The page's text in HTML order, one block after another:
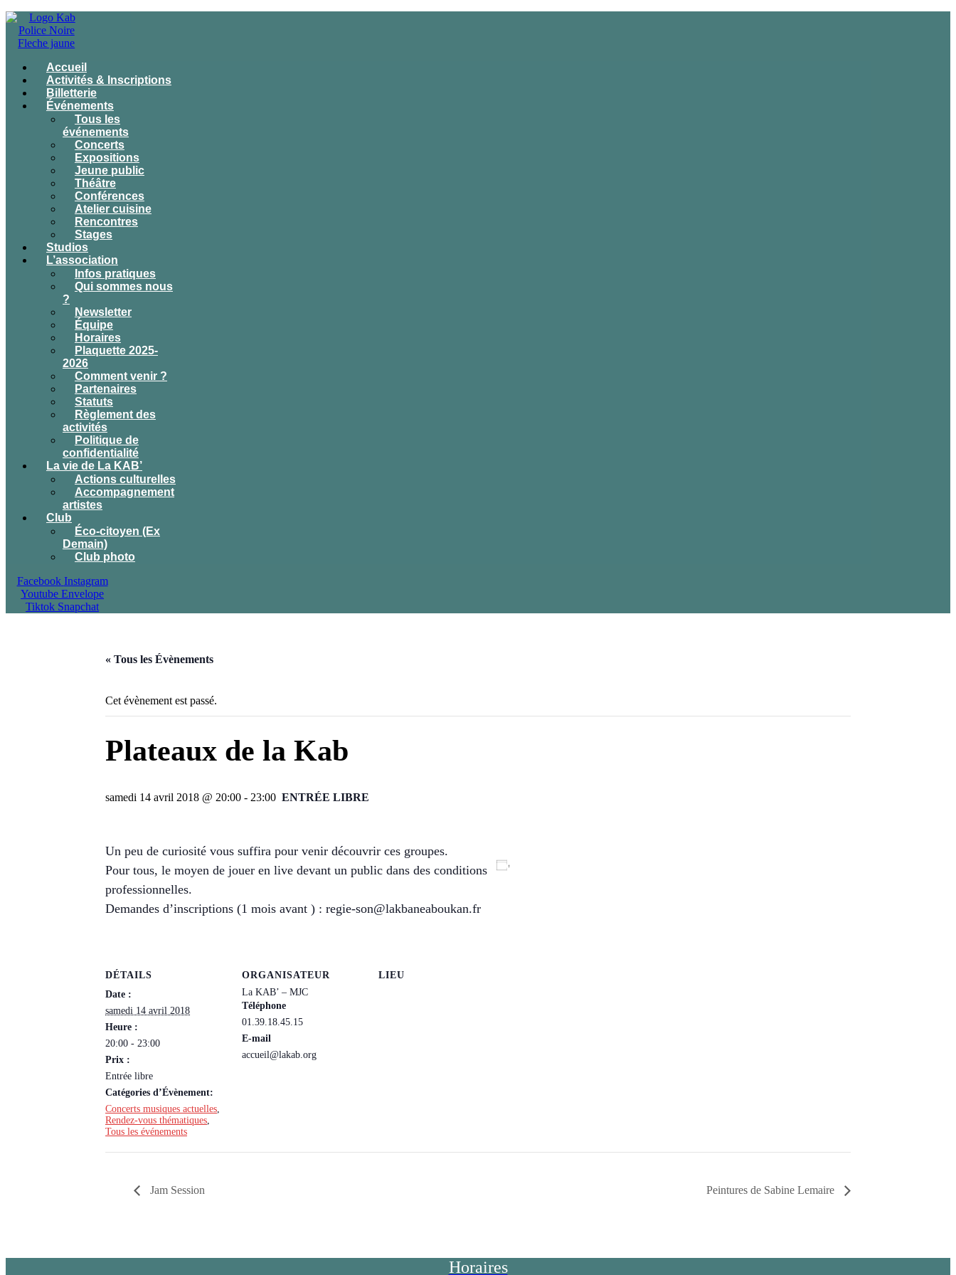
Accueil
Activités & Inscriptions
Billetterie
Événements
Tous les
événements
Concerts
Expositions
Jeune public
Théâtre
Conférences
Atelier cuisine
Rencontres
Stages
Studios
L’association
Infos pratiques
Qui sommes nous
?
Newsletter
Équipe
Horaires
Plaquette 2025-
2026
Comment venir ?
Partenaires
Statuts
Règlement des
activités
Politique de
confidentialité
La vie de La KAB’
Actions culturelles
Accompagnement
artistes
Club
Éco-citoyen (Ex
Demain)
Club photo
Facebook Instagram
Youtube Envelope
Tiktok Snapchat
« Tous les Évènements
Cet évènement est passé.
Plateaux de la Kab
samedi 14 avril 2018 @ 20:00 - 23:00 ENTRÉE LIBRE
Un peu de curiosité vous suffira pour venir découvrir ces groupes.
Pour tous, le moyen de jouer en live devant un public dans des conditions
professionnelles.
Demandes d’inscriptions (1 mois avant ) : regie-son@lakbaneaboukan.fr
DÉTAILS
Date :
samedi 14 avril 2018
Heure :
20:00 - 23:00
Prix :
Entrée libre
Catégories d’Évènement:
Concerts musiques actuelles
Rendez-vous thématiques
Tous les événements
ORGANISATEUR
La KAB’ – MJC
Téléphone
01.39.18.45.15
E-mail
accueil@lakab.org
LIEU
Jam Session Peintures de Sabine Lemaire
Horaires